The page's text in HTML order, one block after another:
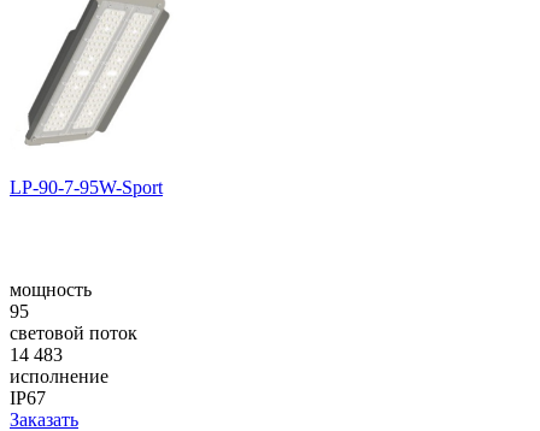
LP-90-7-95W-Sport
мощность
95
световой поток
14 483
исполнение
IP67
Заказать